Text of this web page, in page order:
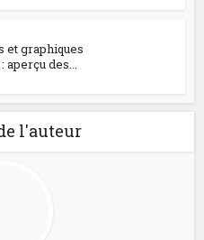
et graphiques
aperçu des...
l'auteur